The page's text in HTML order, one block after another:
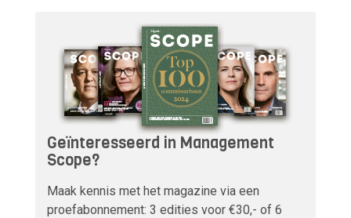
Geïnteresseerd in Management
Scope?
Maak kennis met het magazine via een
proefabonnement: 3 edities voor €30,- of 6